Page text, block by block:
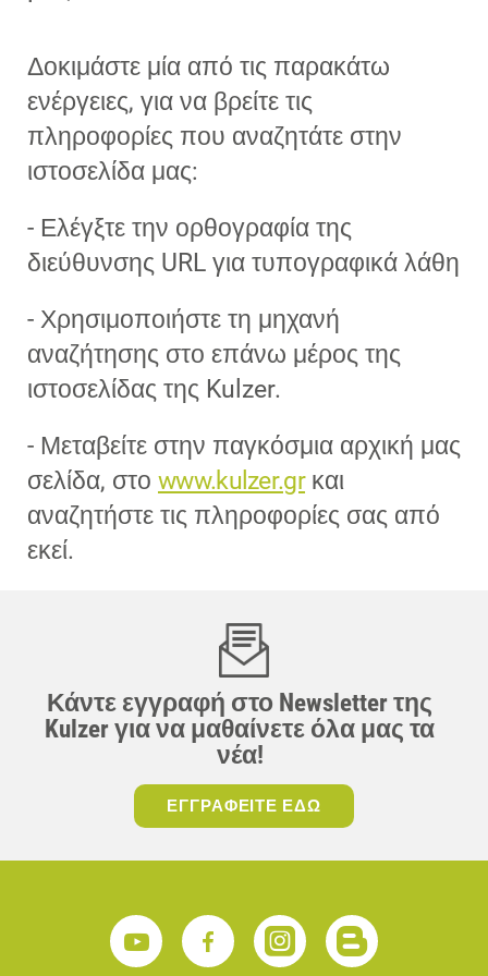
Δοκιμάστε μία από τις παρακάτω
ενέργειες, για να βρείτε τις
πληροφορίες που αναζητάτε στην
ιστοσελίδα μας:
- Ελέγξτε την ορθογραφία της
διεύθυνσης URL για τυπογραφικά λάθη
- Χρησιμοποιήστε τη μηχανή
αναζήτησης στο επάνω μέρος της
ιστοσελίδας της Kulzer.
- Μεταβείτε στην παγκόσμια αρχική μας
σελίδα, στο www.kulzer.grκαι
αναζητήστε τις πληροφορίες σας από
εκεί.
Κάντε εγγραφή στο Newsletter της
Kulzer για να μαθαίνετε όλα μας τα
νέα!
ΕΓΓΡΑΦΕΙΤΕ ΕΔΩ